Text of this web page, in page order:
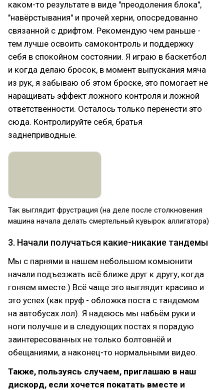
каком-то результате в виде "преодоления блока",
"навёрстывания" и прочей херни, опосредованно
связанной с дрифтом. Рекомендую чем раньше -
тем лучше освоить самоконтроль и поддержку
себя в спокойном состоянии. Я играю в баскетбол
и когда делаю бросок, в момент выпускания мяча
из рук, я забываю об этом броске, это помогает не
наращивать эффект ложного контроля и ложной
ответственности. Осталось только перенести это
сюда. Контролируйте себя, братья
заднеприводные.
Так выглядит фрустрация (на деле после столкновения
машина начала делать смертельный кувырок аллигатора)
3. Начали получаться какие-никакие тандемы
Мы с парнями в нашем небольшом комьюнити
начали подъезжать всё ближе друг к другу, когда
гоняем вместе:) Всё чаще это выглядит красиво и
это успех (как пруф - обложка поста с тандемом
на автобусах лол). Я надеюсь мы набьём руки и
ноги получше и в следующих постах я порадую
заинтересованных не только болтовнёй и
обещаниями, а наконец-то нормальными видео.
Также, пользуясь случаем, приглашаю в наш
дискорд, если хочется покатать вместе и